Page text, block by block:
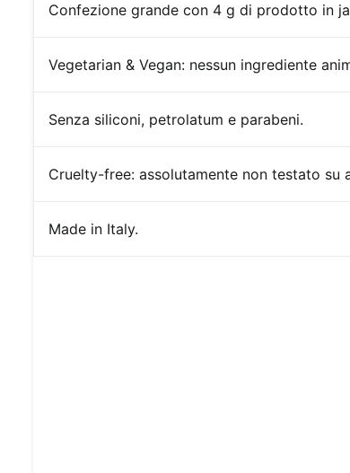
Confezione grande con 4 g di prodotto in
Vegetarian & Vegan: nessun ingrediente
Senza siliconi, petrolatum e parabeni.
Cruelty-free: assolutamente non testato su
Made in Italy.